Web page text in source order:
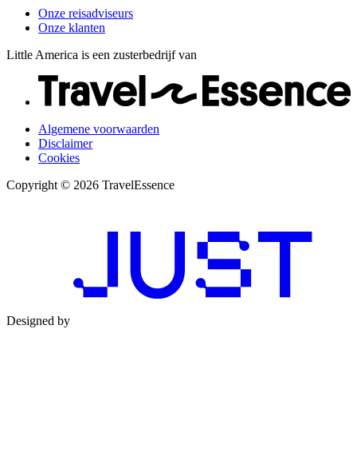
Onze reisadviseurs
Onze klanten
Little America is een zusterbedrijf van
Algemene voorwaarden
Disclaimer
Cookies
Copyright © 2026 TravelEssence
Designed by